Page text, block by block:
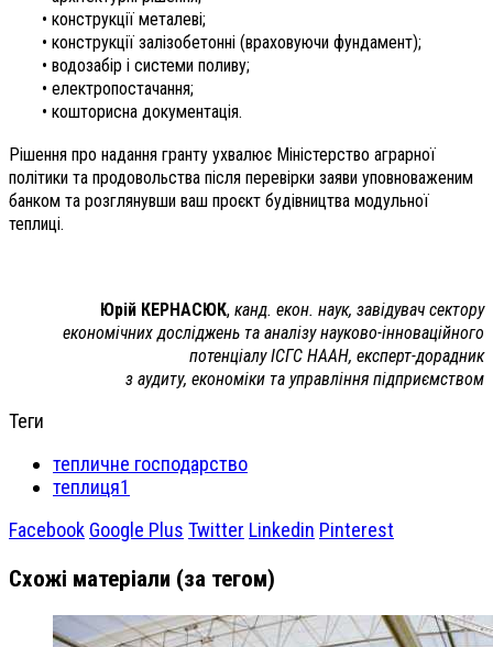
• конструкції металеві;
• конструкції залізобетонні (враховуючи фундамент);
• водозабір і системи поливу;
• електропостачання;
• кошторисна документація.
Рішення про надання гранту ухвалює Міністерство аграрної
політики та продовольства після перевірки заяви уповноваженим
банком та розглянувши ваш проєкт будівництва модульної
теплиці.
Юрій КЕРНАСЮК, канд. екон. наук, завідувач сектору
економічних досліджень та аналізу науково-інноваційного
потенціалу ІСГС НААН, експерт-дорадник
з аудиту, економіки та управління підприємством
Теги
тепличне господарство
теплиця1
Facebook Google Plus Twitter Linkedin Pinterest
Схожі матеріали (за тегом)